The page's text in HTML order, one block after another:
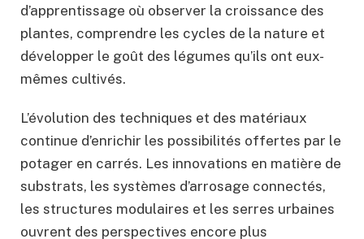
d’apprentissage où observer la croissance des
plantes, comprendre les cycles de la nature et
développer le goût des légumes qu’ils ont eux-
mêmes cultivés.
L’évolution des techniques et des matériaux
continue d’enrichir les possibilités offertes par le
potager en carrés. Les innovations en matière de
substrats, les systèmes d’arrosage connectés,
les structures modulaires et les serres urbaines
ouvrent des perspectives encore plus